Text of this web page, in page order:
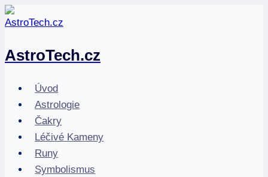
Přeskočit
na
AstroTech.cz
Úvod
Astrologie
Čakry
Léčivé Kameny
Runy
Symbolismus